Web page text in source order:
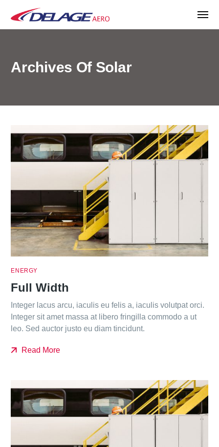
Archives Of Solar
ENERGY
Full Width
Integer lacus arcu, iaculis eu felis a, iaculis volutpat orci.
Integer sit amet massa at libero fringilla commodo a ut
leo. Sed auctor justo eu diam tincidunt.
Read More